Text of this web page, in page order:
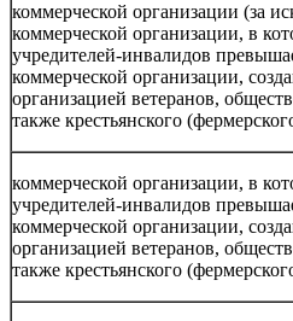
коммерческой организации (за
коммерческой организации, в
учредителей-инвалидов
коммерческой организации,
организацией ветеранов,
также крестьянского
коммерческой организации, в
учредителей-инвалидов
коммерческой организации,
организацией ветеранов,
также крестьянского